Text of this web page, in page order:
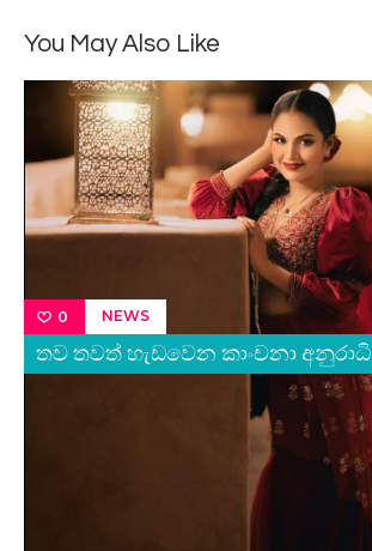
You May Also Like
0 NEWS
තව තවත් හැඩවෙන කාංචනා අනුරාධි